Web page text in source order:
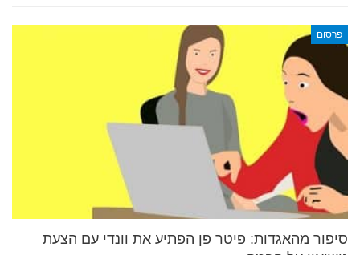
פרסום
סיפור מהאגדות: פיטר פן הפתיע את וונדי עם הצעת